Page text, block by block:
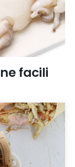
facili